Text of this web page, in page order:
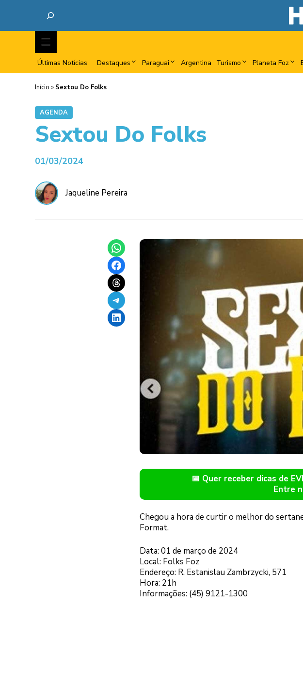
Últimas Notícias Destaques Paraguai Argentina Turismo Planeta Foz
Início » Sextou Do Folks
AGENDA
Sextou Do Folks
01/03/2024
Jaqueline Pereira
Share on WhatsApp
Share on Facebook
Share on Threads
Share on Telegram
Share on LinkedIn
📅 Quer receber dicas de
Entre
Chegou a hora de curtir o melhor do
Format.
Data: 01 de março de 2024
Local: Folks Foz
Endereço: R. Estanislau Zambrzycki, 571
Hora: 21h
Informações: (45) 9121-1300